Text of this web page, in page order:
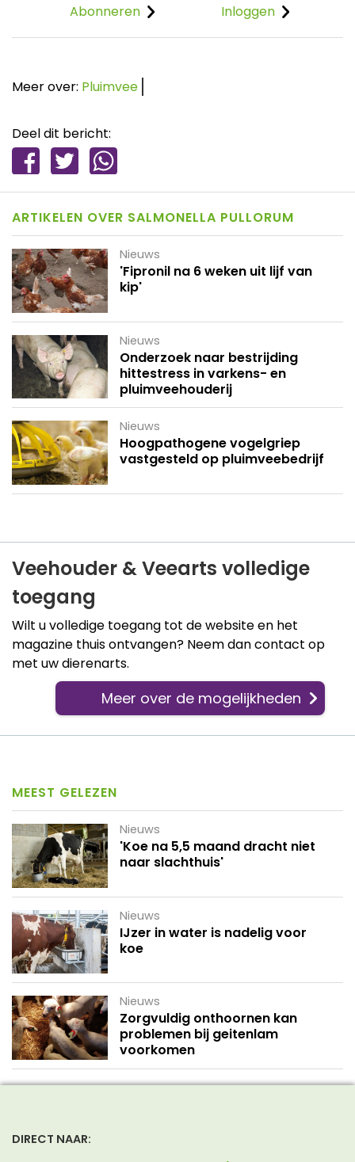
Abonneren Inloggen
Meer over: Pluimvee
Deel dit bericht:
ARTIKELEN OVER SALMONELLA PULLORUM
Nieuws
'Fipronil na 6 weken uit lijf van
kip'
Nieuws
Onderzoek naar bestrijding
hittestress in varkens- en
pluimveehouderij
Nieuws
Hoogpathogene vogelgriep
vastgesteld op pluimveebedrijf
Veehouder & Veearts volledige
toegang
Wilt u volledige toegang tot de website en het
magazine thuis ontvangen? Neem dan contact op
met uw dierenarts.
Meer over de mogelijkheden
MEEST GELEZEN
Nieuws
'Koe na 5,5 maand dracht niet
naar slachthuis'
Nieuws
IJzer in water is nadelig voor
koe
Nieuws
Zorgvuldig onthoornen kan
problemen bij geitenlam
voorkomen
DIRECT NAAR: